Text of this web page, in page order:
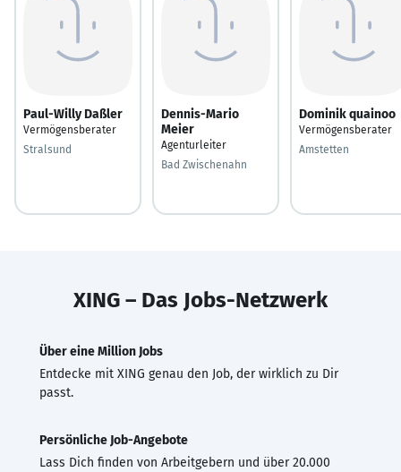
Paul-Willy Daßler
Vermögensberater
Stralsund
Dennis-Mario
Meier
Agenturleiter
Bad Zwischenahn
Dominik quainoo
Vermögensberater
Amstetten
XING – Das Jobs-Netzwerk
Über eine Million Jobs
Entdecke mit XING genau den Job, der wirklich zu Dir
passt.
Persönliche Job-Angebote
Lass Dich finden von Arbeitgebern und über 20.000